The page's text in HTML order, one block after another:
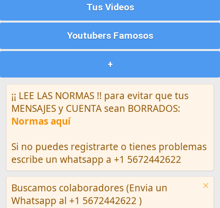
Tus Videos
Youtubers Famosos
+
¡¡ LEE LAS NORMAS !! para evitar que tus
MENSAJES y CUENTA sean BORRADOS:
Normas aquí
Si no puedes registrarte o tienes problemas
escribe un whatsapp a +1 5672442622
Buscamos colaboradores (Envia un
Whatsapp al +1 5672442622 )